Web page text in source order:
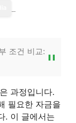
조건 비교:
과정입니다.
필요한 자금을
. 이 글에서는